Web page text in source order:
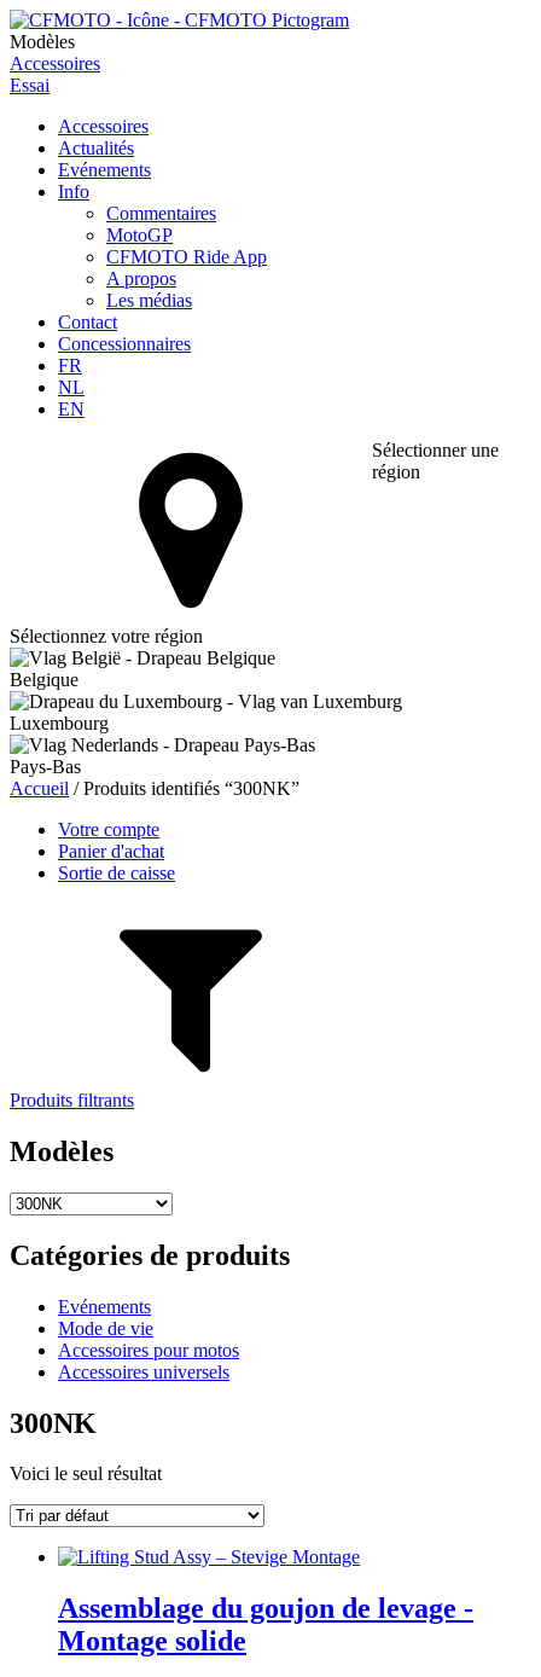
Modèles
Accessoires
Essai
Accessoires
Actualités
Evénements
Info
Commentaires
MotoGP
CFMOTO Ride App
A propos
Les médias
Contact
Concessionnaires
FR
NL
EN
Sélectionner une
région
Sélectionnez votre région
Belgique
Luxembourg
Pays-Bas
Accueil / Produits identifiés “300NK”
Votre compte
Panier d'achat
Sortie de caisse
Produits filtrants
Modèles
Catégories de produits
Evénements
Mode de vie
Accessoires pour motos
Accessoires universels
300NK
Voici le seul résultat
Assemblage du goujon de levage -
Montage solide